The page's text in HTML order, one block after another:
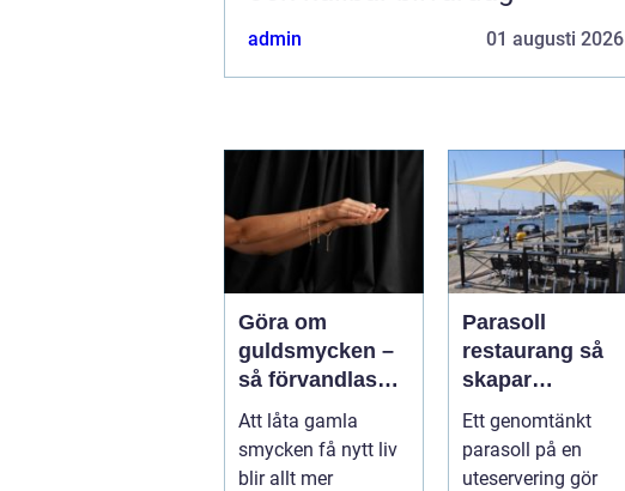
admin 01 augusti 2026
Göra om
guldsmycken –
så förvandlas
minnen till nya
favoriter
Att låta gamla
smycken få nytt liv
blir allt mer
Parasoll
restaurang så
skapar
uteserveringen
rätt känsla året
runt
Ett genomtänkt
parasoll på en
uteservering gör